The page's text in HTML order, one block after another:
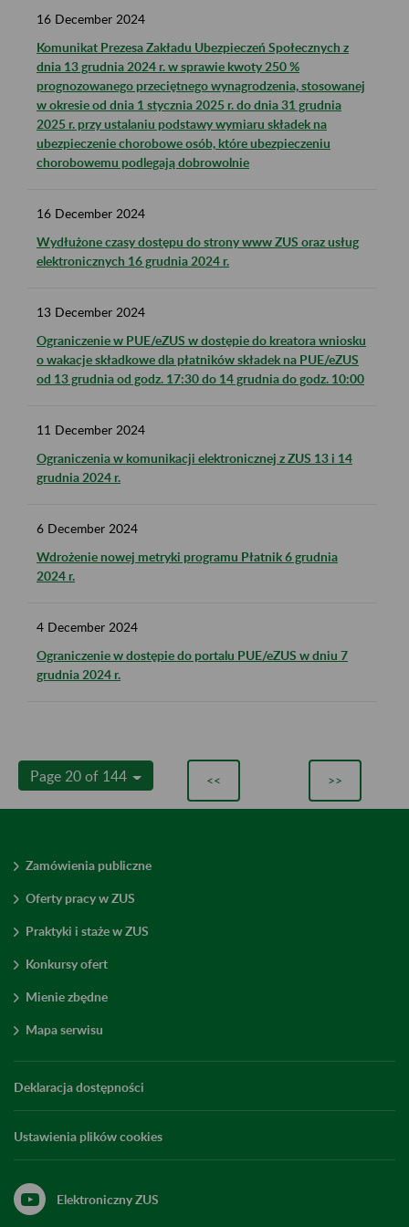
16 December 2024
Komunikat Prezesa Zakładu Ubezpieczeń Społecznych z
dnia 13 grudnia 2024 r. w sprawie kwoty 250 %
prognozowanego przeciętnego wynagrodzenia, stosowanej
w okresie od dnia 1 stycznia 2025 r. do dnia 31 grudnia
2025 r. przy ustalaniu podstawy wymiaru składek na
ubezpieczenie chorobowe osób, które ubezpieczeniu
chorobowemu podlegają dobrowolnie
16 December 2024
Wydłużone czasy dostępu do strony www ZUS oraz usług
elektronicznych 16 grudnia 2024 r.
13 December 2024
Ograniczenie w PUE/eZUS w dostępie do kreatora wniosku
o wakacje składkowe dla płatników składek na PUE/eZUS
od 13 grudnia od godz. 17:30 do 14 grudnia do godz. 10:00
11 December 2024
Ograniczenia w komunikacji elektronicznej z ZUS 13 i 14
grudnia 2024 r.
6 December 2024
Wdrożenie nowej metryki programu Płatnik 6 grudnia
2024 r.
4 December 2024
Ograniczenie w dostępie do portalu PUE/eZUS w dniu 7
grudnia 2024 r.
Page 20 of 144 << >>
Zamówienia publiczne
Oferty pracy w ZUS
Praktyki i staże w ZUS
Konkursy ofert
Mienie zbędne
Mapa serwisu
Deklaracja dostępności
Ustawienia plików cookies
Elektroniczny ZUS